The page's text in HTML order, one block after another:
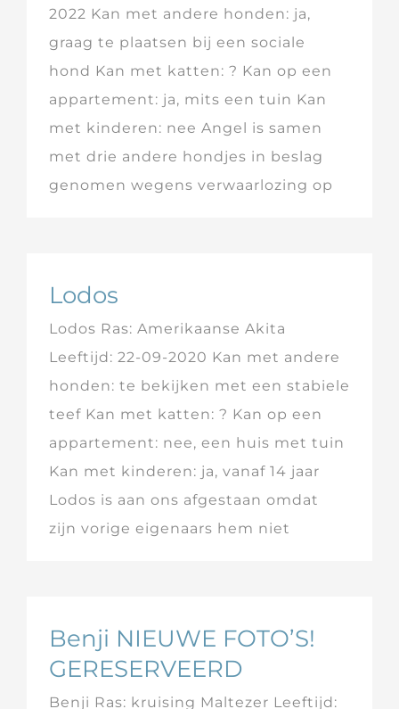
2022 Kan met andere honden: ja,
graag te plaatsen bij een sociale
hond Kan met katten: ? Kan op een
appartement: ja, mits een tuin Kan
met kinderen: nee Angel is samen
met drie andere hondjes in beslag
genomen wegens verwaarlozing op
Lodos
Lodos Ras: Amerikaanse Akita
Leeftijd: 22-09-2020 Kan met andere
honden: te bekijken met een stabiele
teef Kan met katten: ? Kan op een
appartement: nee, een huis met tuin
Kan met kinderen: ja, vanaf 14 jaar
Lodos is aan ons afgestaan omdat
zijn vorige eigenaars hem niet
Benji NIEUWE FOTO’S!
GERESERVEERD
Benji Ras: kruising Maltezer Leeftijd: